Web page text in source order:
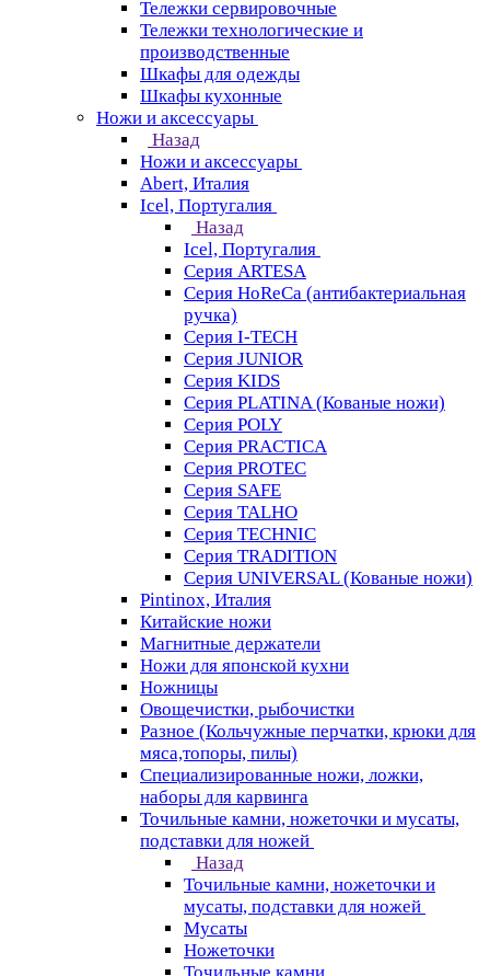
Тележки сервировочные
Тележки технологические и
производственные
Шкафы для одежды
Шкафы кухонные
Ножи и аксессуары
Назад
Ножи и аксессуары
Abert, Италия
Icel, Португалия
Назад
Icel, Португалия
Серия ARTESA
Серия HoReCa (антибактериальная
ручка)
Серия I-TECH
Серия JUNIOR
Серия KIDS
Серия PLATINA (Кованые ножи)
Серия POLY
Серия PRACTICA
Серия PROTEC
Серия SAFE
Серия TALHO
Серия TECHNIC
Серия TRADITION
Серия UNIVERSAL (Кованые ножи)
Pintinox, Италия
Китайские ножи
Магнитные держатели
Ножи для японской кухни
Ножницы
Овощечистки, рыбочистки
Разное (Кольчужные перчатки, крюки для
мяса,топоры, пилы)
Специализированные ножи, ложки,
наборы для карвинга
Точильные камни, ножеточки и мусаты,
подставки для ножей
Назад
Точильные камни, ножеточки и
мусаты, подставки для ножей
Мусаты
Ножеточки